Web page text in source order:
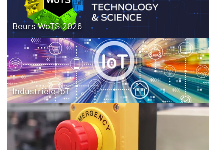
Beurs WoTS 2026
Industriële IoT